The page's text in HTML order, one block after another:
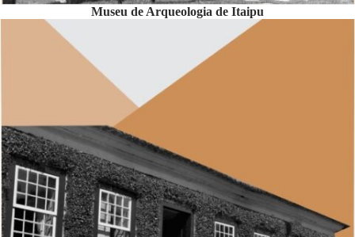
Museu de Arqueologia de Itaipu